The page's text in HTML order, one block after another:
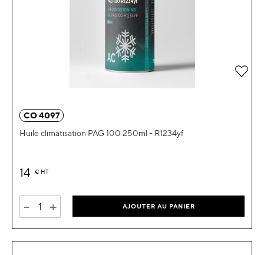
CO 4097
Huile climatisation PAG 100 250ml - R1234yf
14 € HT
- + AJOUTER AU PANIER